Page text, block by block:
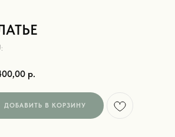
р.
ДОБАВИТЬ В КОРЗИНУ